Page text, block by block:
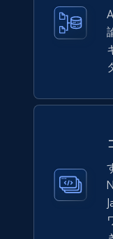
991+
Lazada -
URL, Title,
price, Currency,
988+